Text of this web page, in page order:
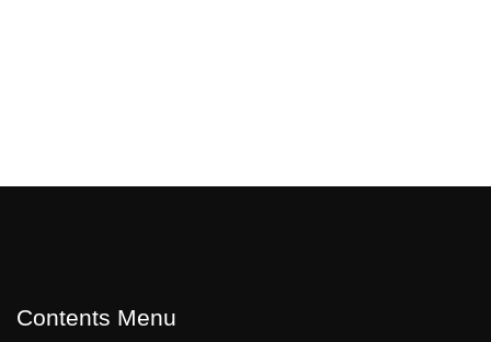
Contents Menu